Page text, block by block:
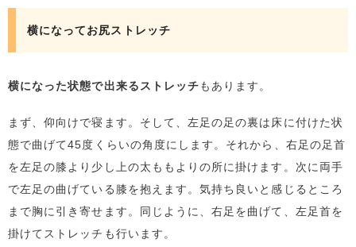
横になってお尻ストレッチ
横になった状態で出来るストレッチもあります。
まず、仰向けで寝ます。そして、左足の足の裏は床に付けた状
態で曲げて45度くらいの角度にします。それから、右足の足首
を左足の膝より少し上の太ももよりの所に掛けます。次に両手
で左足の曲げている膝を抱えます。気持ち良いと感じるところ
まで胸に引き寄せます。同じように、右足を曲げて、左足首を
掛けてストレッチも行います。